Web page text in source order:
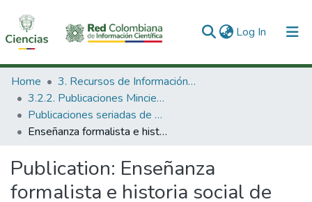
Log In (current)
Communities & Collections
All of DSpace
Statistics
Home
3. Recursos de Información Científica y Tecnológica
3.2.2. Publicaciones Minciencias
Publicaciones seriadas de Minciencias
Enseñanza formalista e historia social de las ciencias
Publication: Enseñanza
formalista e historia social de